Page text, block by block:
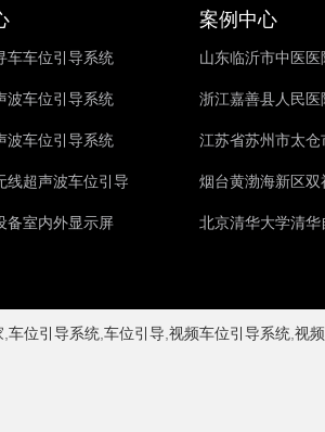
车车位引导系统
波车位引导系统
波车位引导系统
线超声波车位引导
备室内外显示屏
案例中心
山东临沂市中医医
浙江嘉善县人民医
江苏省苏州市太仓
烟台黄渤海新区双
北京清华大学清华
车位引导系统 车位引导 视频车位引导系统 视